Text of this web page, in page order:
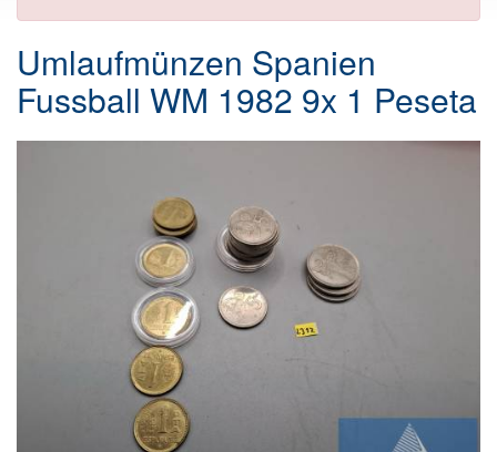
Umlaufmünzen Spanien
Fussball WM 1982 9x 1 Peseta